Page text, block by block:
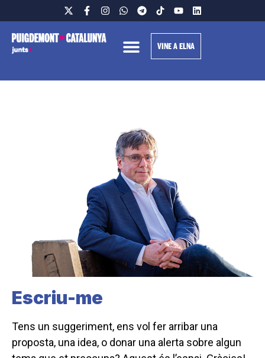
VINE A ELNA
Escriu-me
Tens un suggeriment, ens vol fer arribar una
proposta, una idea, o donar una alerta sobre algun